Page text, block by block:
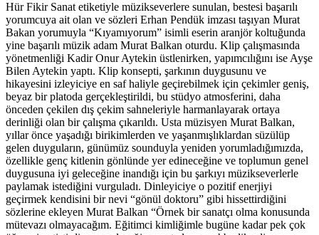
Hür Fikir Sanat etiketiyle müzikseverlere sunulan, bestesi başarılı
yorumcuya ait olan ve sözleri Erhan Pendük imzası taşıyan Murat
Bakan yorumuyla “Kıyamıyorum” isimli eserin aranjör koltuğunda
yine başarılı müzik adam Murat Balkan oturdu. Klip çalışmasında
yönetmenliği Kadir Onur Aytekin üstlenirken, yapımcılığını ise Ayşe
Bilen Aytekin yaptı. Klip konsepti, şarkının duygusunu ve
hikayesini izleyiciye en saf haliyle geçirebilmek için çekimler geniş,
beyaz bir platoda gerçekleştirildi, bu stüdyo atmosferini, daha
önceden çekilen dış çekim sahneleriyle harmanlayarak ortaya
derinliği olan bir çalışma çıkarıldı. Usta müzisyen Murat Balkan,
yıllar önce yaşadığı birikimlerden ve yaşanmışlıklardan süzülüp
gelen duyguların, günümüz sounduyla yeniden yorumladığımızda,
özellikle genç kitlenin gönlünde yer edineceğine ve toplumun genel
duygusuna iyi geleceğine inandığı için bu şarkıyı müzikseverlerle
paylamak istediğini vurguladı. Dinleyiciye o pozitif enerjiyi
geçirmek kendisini bir nevi “gönül doktoru” gibi hissettirdiğini
sözlerine ekleyen Murat Balkan “Örnek bir sanatçı olma konusunda
mütevazı olmayacağım. Eğitimci kimliğimle bugüne kadar pek çok